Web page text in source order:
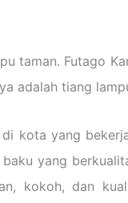
taman. Futago
adalah tiang
di kota yang
yang
kokoh, dan